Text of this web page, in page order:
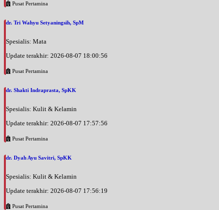
Pusat Pertamina
dr. Tri Wahyu Setyaningsih, SpM
Spesialis: Mata
Update terakhir: 2026-08-07 18:00:56
Pusat Pertamina
dr. Shakti Indraprasta, SpKK
Spesialis: Kulit & Kelamin
Update terakhir: 2026-08-07 17:57:56
Pusat Pertamina
dr. Dyah Ayu Savitri, SpKK
Spesialis: Kulit & Kelamin
Update terakhir: 2026-08-07 17:56:19
Pusat Pertamina